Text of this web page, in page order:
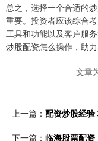
总之，选择一个合适的
重要。投资者应该综合
工具和功能以及客户服
炒股配资怎么操作，助力
文章
上一篇： 配资炒股经验
下一篇： 临海股票配